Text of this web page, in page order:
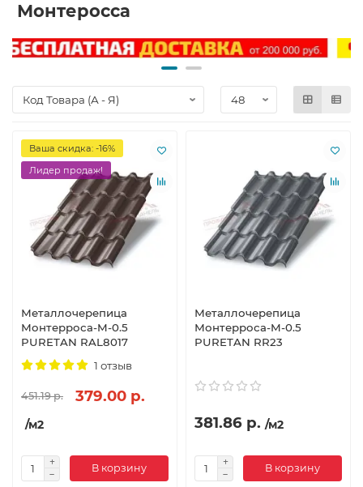
Монтеросса
Ваша скидка: -16%
Лидер продаж!
Металлочерепица
Монтерроса-M-0.5
PURETAN RAL8017
1 отзыв
451.19 р. 379.00 р.
/м2
В корзину
Металлочерепица
Монтерроса-M-0.5
PURETAN RR23
381.86 р. /м2
В корзину